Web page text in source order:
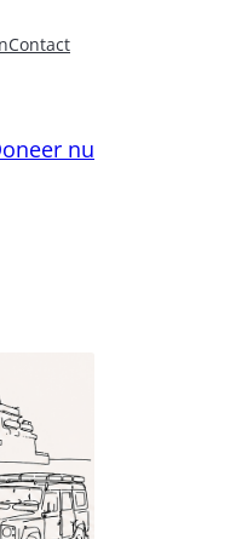
Contact
nu